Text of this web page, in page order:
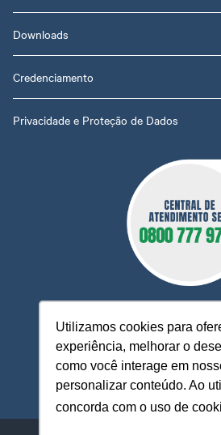
Utilizamos cookies para
experiência, melhorar o
como você interage em
personalizar conteúdo. Ao
concorda com o uso de
Downloads
Credenciamento
Privacidade e Proteção de Dados
O Sesi MT está à sua disposição,
dúvidas, receber reclamações,
visando sempre oferecer melhores